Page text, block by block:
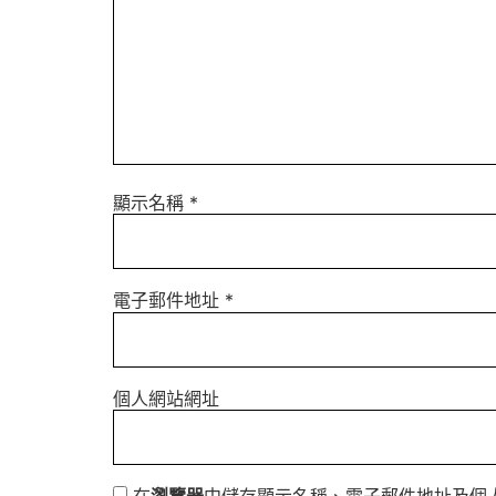
顯示名稱 *
電子郵件地址 *
個人網站網址